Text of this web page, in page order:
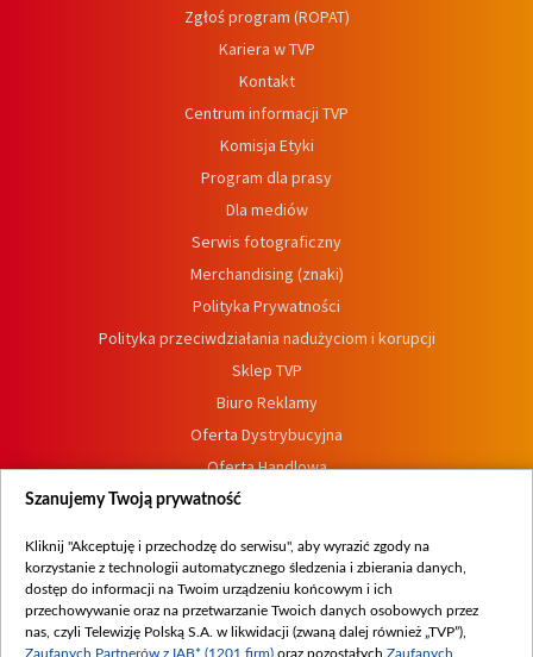
Zgłoś program (ROPAT)
Kariera w TVP
Kontakt
Centrum informacji TVP
Komisja Etyki
Program dla prasy
Dla mediów
Serwis fotograficzny
Merchandising (znaki)
Polityka Prywatności
Polityka przeciwdziałania nadużyciom i korupcji
Sklep TVP
Biuro Reklamy
Oferta Dystrybucyjna
Oferta Handlowa
Dostępność
Procedura zgłoszeń wewnętrznych
Szanujemy Twoją prywatność
Kliknij "Akceptuję i przechodzę do serwisu", aby wyrazić zgody na
korzystanie z technologii automatycznego śledzenia i zbierania danych,
dostęp do informacji na Twoim urządzeniu końcowym i ich
przechowywanie oraz na przetwarzanie Twoich danych osobowych przez
nas, czyli Telewizję Polską S.A. w likwidacji (zwaną dalej również „TVP”),
Zaufanych Partnerów z IAB* (1201 firm) oraz pozostałych Zaufanych